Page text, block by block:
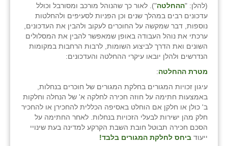
(להלן: "ההחלטה"). לאור כך שהנוהל מורכב ומסורבל וכולל
עדכונים רבים במהלך שנים וכן הפניות לסעיפים ולהחלטות
נוספות, דבר שמקשה על החוכרים לעקוב ולהבין את העדכונים,
ערכתי את נוהל העבודה באופן שמאפשר להבין את המסלולים
השונים ואת הדרך לביצוע השומות, לרבות הרחבות במקומות
הנדרשים ולהלן יובאו עיקרי ההחלטה והעדכונים:
מטרת ההחלטה:
עיגון זכויות המגורים בחלקת המגורים של חוכרים בנחלות,
באמצעות חתימה על חוזה חכירה לחלקה א' של הנחלה וחלקות
ב' כולן או חלקן אם הוחלט באסיפה הכללית להחכירן או להחכיר
חלק מהן ישירות לבעלי הזכויות בנחלות. לאחר החתימה על
הסכם חכירה תבוטל חובת השבת הקרקע למדינה בעת שינויי
ייעוד ביחס לחלקת המגורים בלבד!
עמרים
קורנית
קלחים
רועי
רימונים
רמות השבים
רמת הדר